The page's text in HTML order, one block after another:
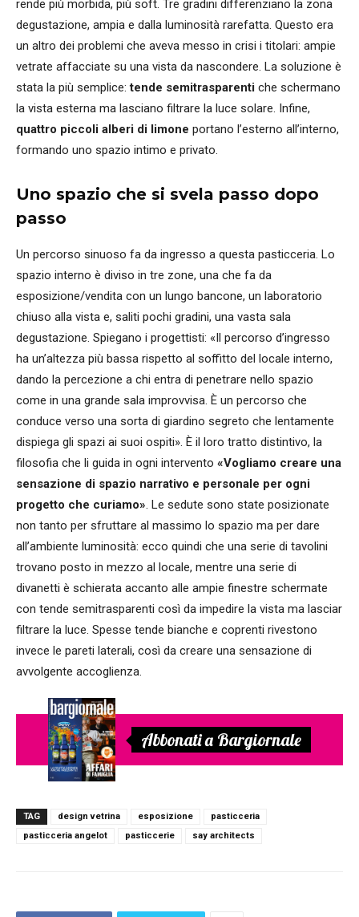
rende più morbida, più soft. Tre gradini differenziano la zona
degustazione, ampia e dalla luminosità rarefatta. Questo era
un altro dei problemi che aveva messo in crisi i titolari: ampie
vetrate affacciate su una vista da nascondere. La soluzione è
stata la più semplice:tende semitrasparenti che schermano
la vista esterna ma lasciano filtrare la luce solare. Infine,
quattro piccoli alberi di limone portano l’esterno all’interno,
formando uno spazio intimo e privato.
Uno spazio che si svela passo dopo
passo
Un percorso sinuoso fa da ingresso a questa pasticceria. Lo
spazio interno è diviso in tre zone, una che fa da
esposizione/vendita con un lungo bancone, un laboratorio
chiuso alla vista e, saliti pochi gradini, una vasta sala
degustazione. Spiegano i progettisti: «Il percorso d’ingresso
ha un’altezza più bassa rispetto al soffitto del locale interno,
dando la percezione a chi entra di penetrare nello spazio
come in una grande sala improvvisa. È un percorso che
conduce verso una sorta di giardino segreto che lentamente
dispiega gli spazi ai suoi ospiti». È il loro tratto distintivo, la
filosofia che li guida in ogni intervento «Vogliamo creare una
sensazione di spazio narrativo e personale per ogni
progetto che curiamo». Le sedute sono state posizionate
non tanto per sfruttare al massimo lo spazio ma per dare
all’ambiente luminosità: ecco quindi che una serie di tavolini
trovano posto in mezzo al locale, mentre una serie di
divanetti è schierata accanto alle ampie finestre schermate
con tende semitrasparenti così da impedire la vista ma lasciar
filtrare la luce. Spesse tende bianche e coprenti rivestono
invece le pareti laterali, così da creare una sensazione di
avvolgente accoglienza.
Abbonati a Bargiornale
TAG design vetrina esposizione
pasticceria
pasticceria angelot
pasticcerie say architects